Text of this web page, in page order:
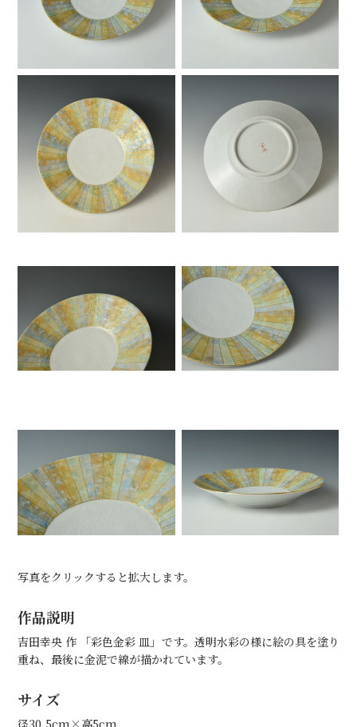
写真をクリックすると拡大します。
作品説明
吉田幸央 作 「彩色金彩 皿」です。透明水彩の様に絵の具を塗り
重ね、最後に金泥で線が描かれています。
サイズ
径30.5cm×高5cm